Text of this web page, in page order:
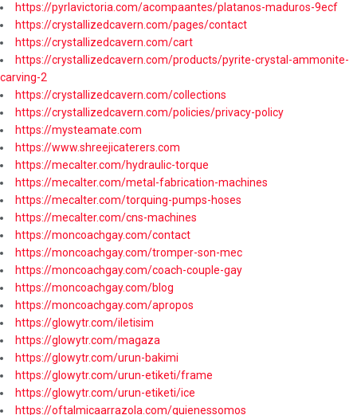
https://pyrlavictoria.com/acompaantes/platanos-maduros-9ecf
https://crystallizedcavern.com/pages/contact
https://crystallizedcavern.com/cart
https://crystallizedcavern.com/products/pyrite-crystal-ammonite-
carving-2
https://crystallizedcavern.com/collections
https://crystallizedcavern.com/policies/privacy-policy
https://mysteamate.com
https://www.shreejicaterers.com
https://mecalter.com/hydraulic-torque
https://mecalter.com/metal-fabrication-machines
https://mecalter.com/torquing-pumps-hoses
https://mecalter.com/cns-machines
https://moncoachgay.com/contact
https://moncoachgay.com/tromper-son-mec
https://moncoachgay.com/coach-couple-gay
https://moncoachgay.com/blog
https://moncoachgay.com/apropos
https://glowytr.com/iletisim
https://glowytr.com/magaza
https://glowytr.com/urun-bakimi
https://glowytr.com/urun-etiketi/frame
https://glowytr.com/urun-etiketi/ice
https://oftalmicaarrazola.com/quienessomos